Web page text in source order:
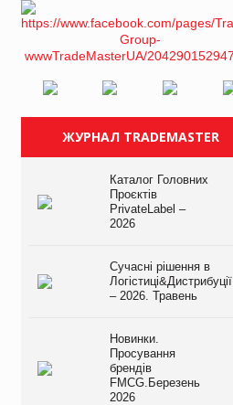
ЖУРНАЛ TRADEMASTER
Каталог Головних
Проєктів
PrivateLabel –
2026
Сучасні рішення в
Логістиці&Дистрибуції
– 2026. Травень
Новинки.
Просування
брендів
FMCG.Березень
2026